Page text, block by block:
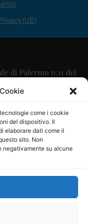
come i cookie
del dispositivo. Il
elaborare dati come il
sito. Non
negativamente su alcune
(UE)
di Palermo n.11 del
Scaglione
Calabrese
Cooperativa a r.l. è
Comunicazione al